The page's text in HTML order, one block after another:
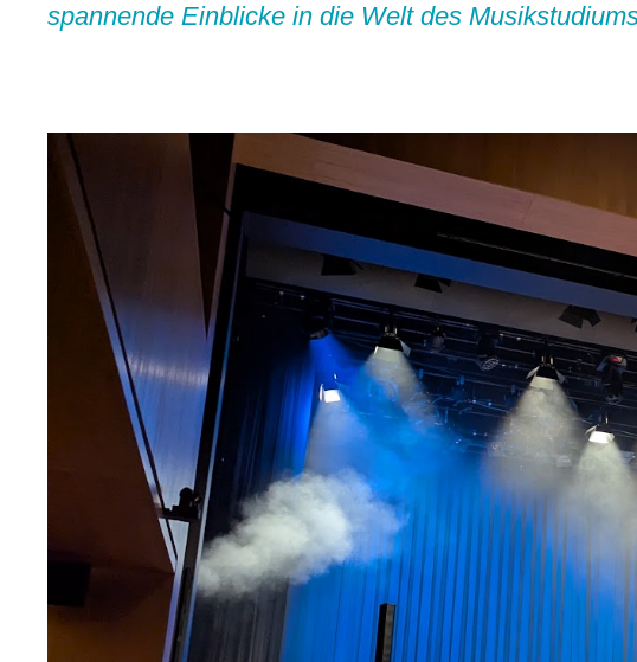
spannende Einblicke in die Welt des